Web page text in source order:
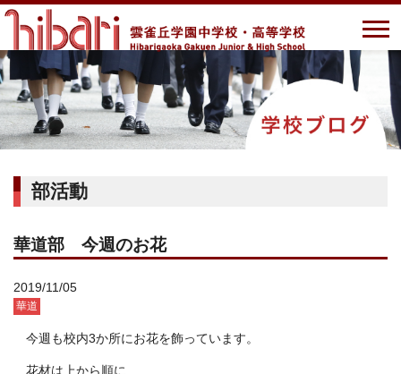
部活動
華道部 今週のお花
2019/11/05
華道
今週も校内3か所にお花を飾っています。
花材は上から順に